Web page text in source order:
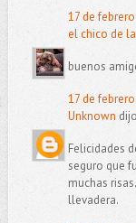
17 de
el chico de
buenos
17 de
Unknown
Felicidades
seguro que
muchas
llevadera.